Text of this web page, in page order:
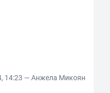
14:23 — Анжела Микоян